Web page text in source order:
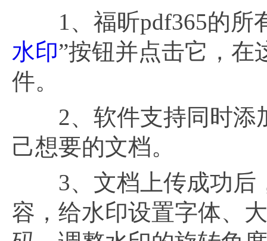
1、福昕pdf365的所
水印”按钮并点击它，在
件。
2、软件支持同时添
己想要的文档。
3、文档上传成功后
容，给水印设置字体、